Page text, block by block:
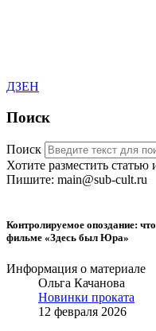
ДЗЕН
Поиск
Поиск
Хотите разместить
Пишите: main@sub-cult.ru
Контролируемое опоздание:
фильме «Здесь был Юра»
Информация о материале
Ольга Качанова
Новинки проката
12 февраля 2026